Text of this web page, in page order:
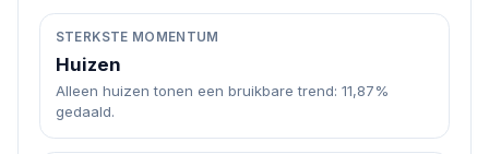
STERKSTE MOMENTUM
Huizen
Alleen huizen tonen een bruikbare trend: 11,87%
gedaald.